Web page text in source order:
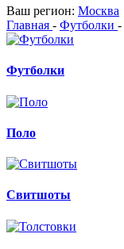
Ваш регион: Москва
Главная - Футболки -
Футболки
Поло
Свитшоты